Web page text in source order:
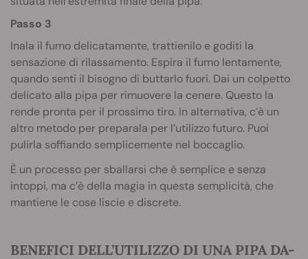
Passo 3
Inala il fumo delicatamente, trattienilo e goditi la
sensazione di rilassamento. Espira il fumo lentamente,
quando senti il bisogno di buttarlo fuori. Dai un colpetto
delicato alla pipa per rimuovere la cenere. Questo la
rende pronta per il prossimo tiro. In alternativa, c’è un
altro metodo per preparala per l’utilizzo futuro. Puoi
pulirla soffiando semplicemente nel boccaglio.
È un processo per sballarsi che è semplice e senza
intoppi, ma c’è della magia in questa semplicità, che
mantiene le cose liscie e discrete.
BENEFICI DELL’UTILIZZO DI UNA PIPA DA-